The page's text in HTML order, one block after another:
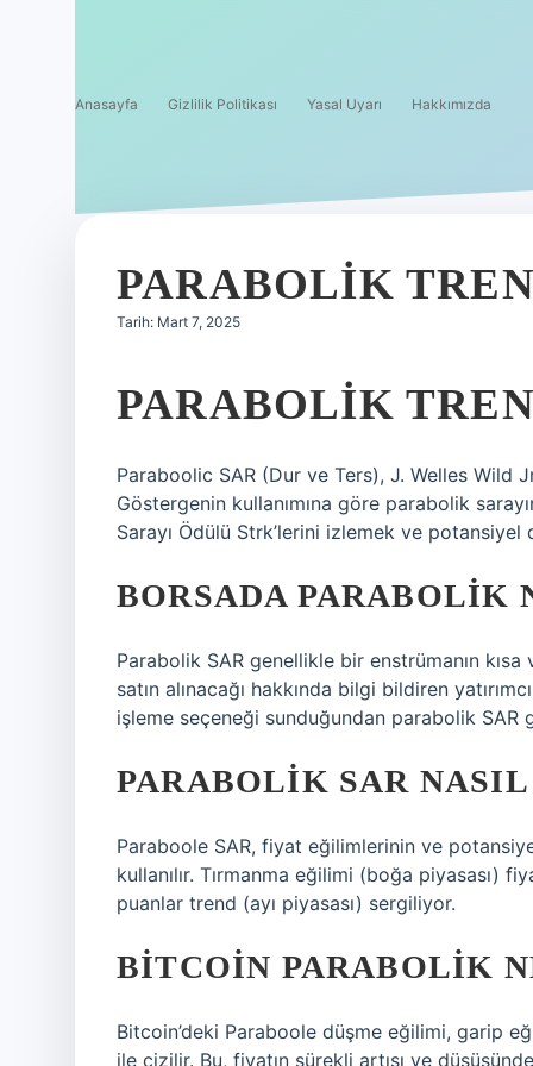
Anasayfa Gizlilik Politikası Yasal Uyarı Hakkımızda
PARABOLIK
Tarih: Mart 7, 2025
PARABOLIK
Paraboolic SAR (Dur ve Ters), J. Welles
Göstergenin kullanımına göre parabolik
Sarayı Ödülü Strk’lerini izlemek ve potansiyel
BORSADA PARABOLIK
Parabolik SAR genellikle bir enstrümanın
satın alınacağı hakkında bilgi bildiren
işleme seçeneği sunduğundan parabolik SAR
PARABOLIK SAR
Paraboole SAR, fiyat eğilimlerinin ve
kullanılır. Tırmanma eğilimi (boğa piyasası)
puanlar trend (ayı piyasası) sergiliyor.
BITCOIN PARABOLIK
Bitcoin’deki Paraboole düşme eğilimi, garip
ile çizilir. Bu, fiyatın sürekli artışı ve